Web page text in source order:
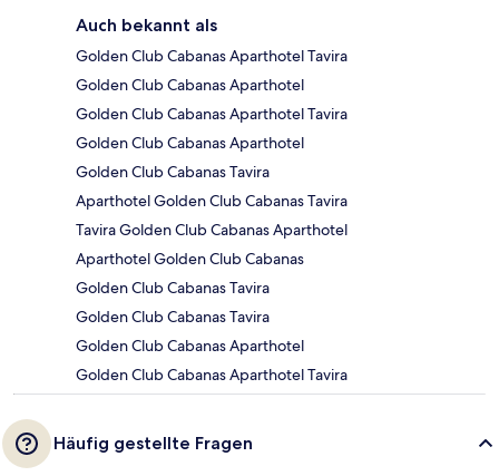
Auch bekannt als
Golden Club Cabanas Aparthotel Tavira
Golden Club Cabanas Aparthotel
Golden Club Cabanas Aparthotel Tavira
Golden Club Cabanas Aparthotel
Golden Club Cabanas Tavira
Aparthotel Golden Club Cabanas Tavira
Tavira Golden Club Cabanas Aparthotel
Aparthotel Golden Club Cabanas
Golden Club Cabanas Tavira
Golden Club Cabanas Tavira
Golden Club Cabanas Aparthotel
Golden Club Cabanas Aparthotel Tavira
Häufig gestellte Fragen